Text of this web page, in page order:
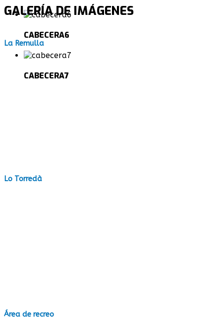
CABECERA6
CABECERA7
GALERÍA DE IMÁGENES
La Remulla
Lo Torredà
Área de recreo